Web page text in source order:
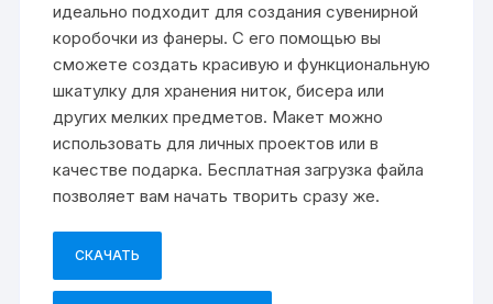
идеально подходит для создания сувенирной
коробочки из фанеры. С его помощью вы
сможете создать красивую и функциональную
шкатулку для хранения ниток, бисера или
других мелких предметов. Макет можно
использовать для личных проектов или в
качестве подарка. Бесплатная загрузка файла
позволяет вам начать творить сразу же.
СКАЧАТЬ